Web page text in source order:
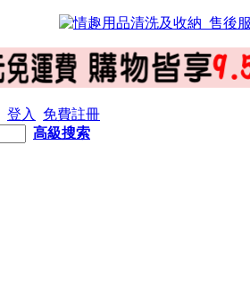
登入
免費註冊
高級搜索